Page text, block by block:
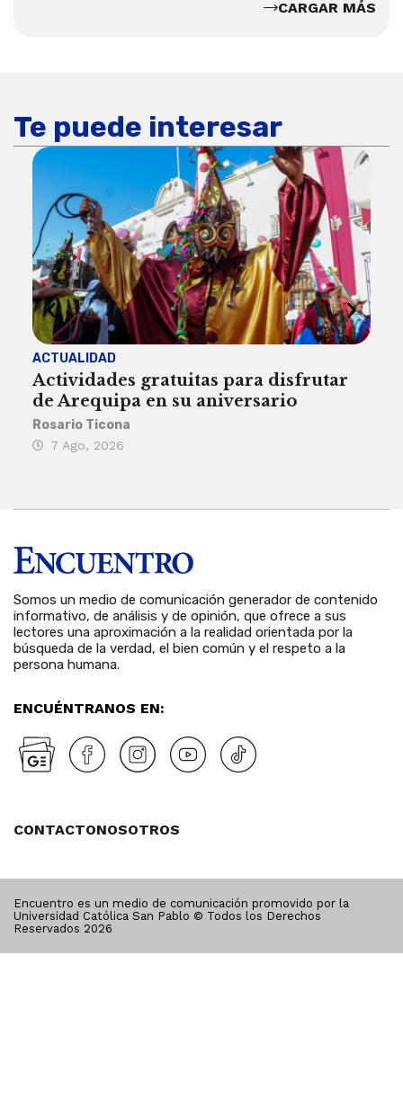
CARGAR MÁS
Te puede interesar
ACTUALIDAD
Actividades gratuitas para disfrutar
de Arequipa en su aniversario
Rosario Ticona
7 Ago, 2026
Somos un medio de comunicación generador de contenido
informativo, de análisis y de opinión, que ofrece a sus
lectores una aproximación a la realidad orientada por la
búsqueda de la verdad, el bien común y el respeto a la
persona humana.
ENCUÉNTRANOS EN:
CONTACTONOSOTROS
Encuentro es un medio de comunicación promovido por la
Universidad Católica San Pablo © Todos los Derechos
Reservados 2026